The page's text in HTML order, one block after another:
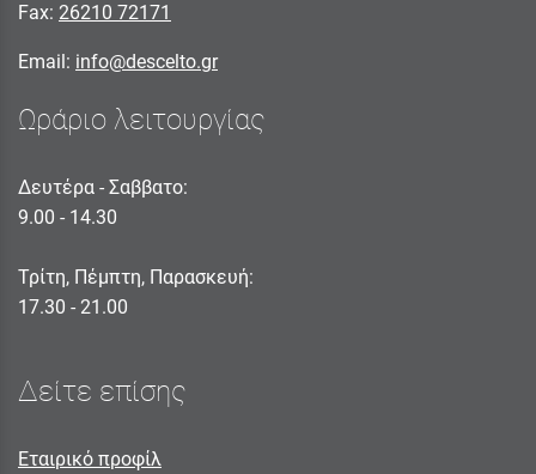
Fax: 26210 72171
Email: info@descelto.gr
Ωράριο λειτουργίας
Δευτέρα - Σαββατο:
9.00 - 14.30
Τρίτη, Πέμπτη, Παρασκευή:
17.30 - 21.00
Δείτε επίσης
Εταιρικό προφίλ